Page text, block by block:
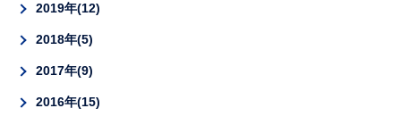
2019年 12
2018年 5
2017年 9
2016年 15